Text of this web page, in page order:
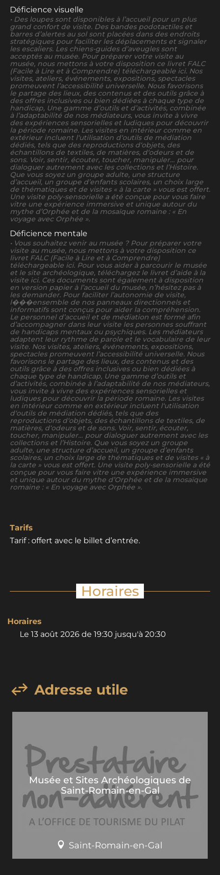
Déficience visuelle
• Des loupes sont disponibles à l’accueil pour un plus
grand confort de visite. Des bandes podotactiles et
barres d’alertes au sol sont placées dans des endroits
stratégiques pour faciliter les déplacements et signaler
les escaliers. Les chiens-guides d’aveugles sont
acceptés au musée. Pour préparer votre visite au
musée, nous mettons à votre disposition ce livret FALC
(Facile à Lire et à Comprendre) téléchargeable ici. Nos
visites, ateliers, événements, expositions, spectacles
promeuvent l’accessibilité universelle. Nous favorisons
le partage des lieux, des contenus et des outils grâce à
des offres inclusives ou bien dédiées à chaque type de
handicap, Une gamme d’outils et d’activités, combinée
à l’adaptabilité de nos médiateurs, vous invite à vivre
des expériences sensorielles et ludiques pour découvrir
la période romaine. Les visites en intérieur comme en
extérieur incluent l‘utilisation d‘outils de médiation
dédiés, tels que des reproductions d‘objets, des
échantillons de textiles, de matières, d‘odeurs et de
sons. Voir, sentir, écouter, toucher, manipuler… pour
dialoguer autrement avec les collections et l’Histoire.
Que vous soyez un groupe adulte, une structure
d’accueil, un groupe d’enfants scolaires, un choix large
de thématiques et de visites « à la carte » vous est offert.
Une visite poly-sensorielle a été conçue pour vous faire
vitre une expérience immersive et unique autour du
mythe d’Orphée et de la mosaïque romaine : « En
voyage avec Orphée ».
Déficience mentale
• Vous souhaitez venir au musée ? Pour préparer votre
visite au musée, nous mettons à votre disposition ce
livret FALC (Facile à Lire et à Comprendre)
téléchargeable ici. Pour vous aider à parcourir le musée
et le site archéologique, téléchargez le livret d’aide à la
visite ici. Ces documents sont également à disposition
en version papier à l’accueil du musée, n’hésitez pas à
les demander. Pour faciliter l’autonomie de visite,
l���ensemble de nos panneaux directionnels et
informatifs sont conçus pour aider la compréhension.
Le personnel d’accueil et de médiation est formé afin
d’accompagner dans leur visite les personnes souffrant
de handicaps mentaux ou psychiques. Les médiateurs
adaptent leur rythme de parole et le vocabulaire de leur
visite. Nos visites, ateliers, événements, expositions,
spectacles promeuvent l’accessibilité universelle. Nous
favorisons le partage des lieux, des contenus et des
outils grâce à des offres inclusives ou bien dédiées à
chaque type de handicap, Une gamme d’outils et
d’activités, combinée à l’adaptabilité de nos médiateurs,
vous invite à vivre des expériences sensorielles et
ludiques pour découvrir la période romaine. Les visites
en intérieur comme en extérieur incluent l‘utilisation
d‘outils de médiation dédiés, tels que des
reproductions d‘objets, des échantillons de textiles, de
matières, d‘odeurs et de sons. Voir, sentir, écouter,
toucher, manipuler… pour dialoguer autrement avec les
collections et l’Histoire. Que vous soyez un groupe
adulte, une structure d’accueil, un groupe d’enfants
scolaires, un choix large de thématiques et de visites « à
la carte » vous est offert. Une visite poly-sensorielle a été
conçue pour vous faire vitre une expérience immersive
et unique autour du mythe d’Orphée et de la mosaïque
romaine : « En voyage avec Orphée ».
Tarifs
Tarif : offert avec le billet d’entrée.
Horaires
Horaires
Le 13 août 2026 de 19:30 jusqu'à 20:30
Adresse utile
Musée et Sites Archéologiques de
Saint-Romain-en-Gal
Saint-Romain-en-Gal